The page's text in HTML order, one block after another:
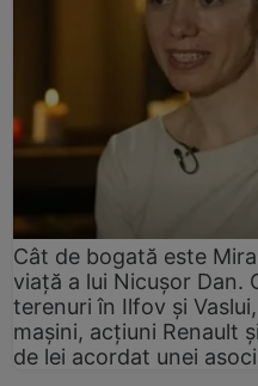
Cât de bogată este
viață a lui Nicușor Dan.
terenuri în Ilfov și
mașini, acțiuni Renault
de lei acordat unei